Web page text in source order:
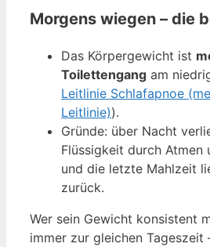
Morgens wiegen – die
Das Körpergewicht ist
Toilettengang am
Leitlinie Schlafapnoe
Leitlinie)).
Gründe: über Nacht
Flüssigkeit durch Atmen
und die letzte Mahlzeit
zurück.
Wer sein Gewicht konsistent
immer zur gleichen Tageszeit